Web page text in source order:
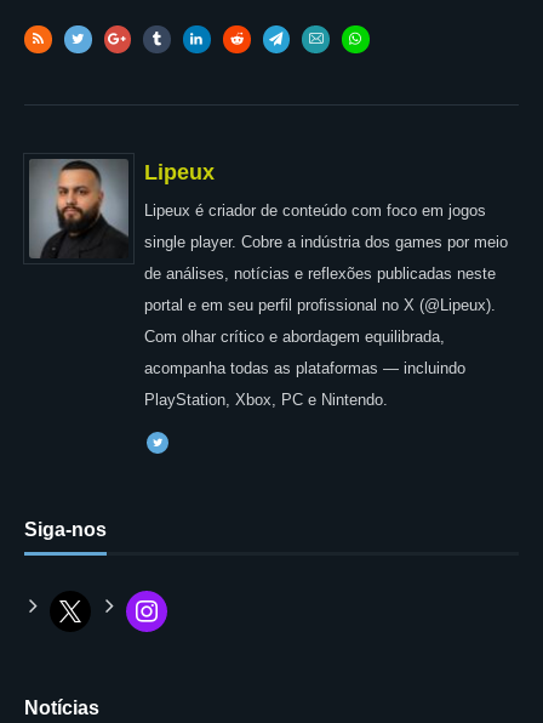
Lipeux
Lipeux é criador de conteúdo com foco em jogos
single player. Cobre a indústria dos games por meio
de análises, notícias e reflexões publicadas neste
portal e em seu perfil profissional no X (@Lipeux).
Com olhar crítico e abordagem equilibrada,
acompanha todas as plataformas — incluindo
PlayStation, Xbox, PC e Nintendo.
Siga-nos
Notícias